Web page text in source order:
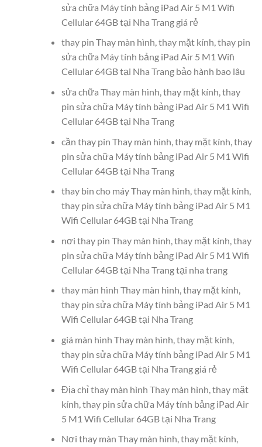
sửa chữa Máy tính bảng iPad Air 5 M1 Wifi
Cellular 64GB tại Nha Trang giá rẻ
thay pin Thay màn hình, thay mặt kính, thay pin
sửa chữa Máy tính bảng iPad Air 5 M1 Wifi
Cellular 64GB tại Nha Trang bảo hành bao lâu
sửa chữa Thay màn hình, thay mặt kính, thay
pin sửa chữa Máy tính bảng iPad Air 5 M1 Wifi
Cellular 64GB tại Nha Trang
cần thay pin Thay màn hình, thay mặt kính, thay
pin sửa chữa Máy tính bảng iPad Air 5 M1 Wifi
Cellular 64GB tại Nha Trang
thay bin cho máy Thay màn hình, thay mặt kính,
thay pin sửa chữa Máy tính bảng iPad Air 5 M1
Wifi Cellular 64GB tại Nha Trang
nơi thay pin Thay màn hình, thay mặt kính, thay
pin sửa chữa Máy tính bảng iPad Air 5 M1 Wifi
Cellular 64GB tại Nha Trang tại nha trang
thay màn hình Thay màn hình, thay mặt kính,
thay pin sửa chữa Máy tính bảng iPad Air 5 M1
Wifi Cellular 64GB tại Nha Trang
giá màn hình Thay màn hình, thay mặt kính,
thay pin sửa chữa Máy tính bảng iPad Air 5 M1
Wifi Cellular 64GB tại Nha Trang giá rẻ
Địa chỉ thay màn hình Thay màn hình, thay mặt
kính, thay pin sửa chữa Máy tính bảng iPad Air
5 M1 Wifi Cellular 64GB tại Nha Trang
Nơi thay màn Thay màn hình, thay mặt kính,